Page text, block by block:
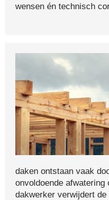
wensen én technisch
daken ontstaan vaak
onvoldoende
dakwerker verwijdert